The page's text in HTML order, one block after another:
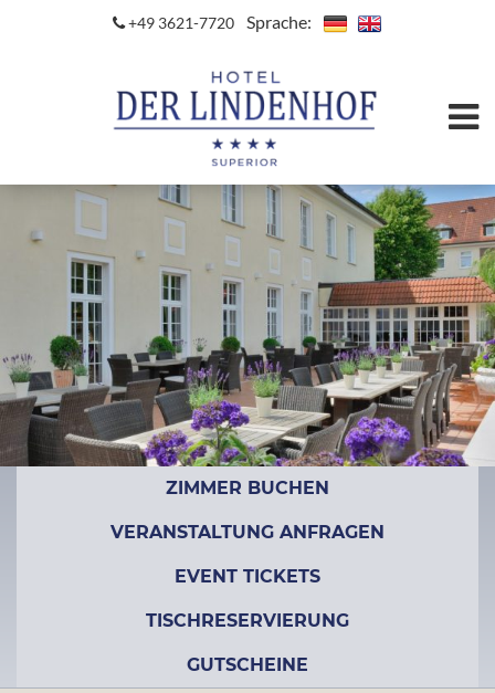
+49 3621-7720 Sprache:
ZIMMER BUCHEN
VERANSTALTUNG ANFRAGEN
EVENT TICKETS
TISCHRESERVIERUNG
GUTSCHEINE